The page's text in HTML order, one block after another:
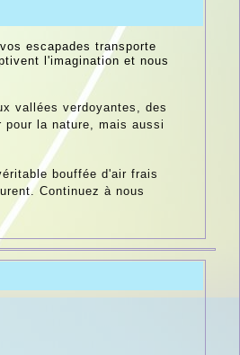
escapades transporte
l'imagination et nous
vallées verdoyantes, des
la nature, mais aussi
bouffée d'air frais
Continuez à nous